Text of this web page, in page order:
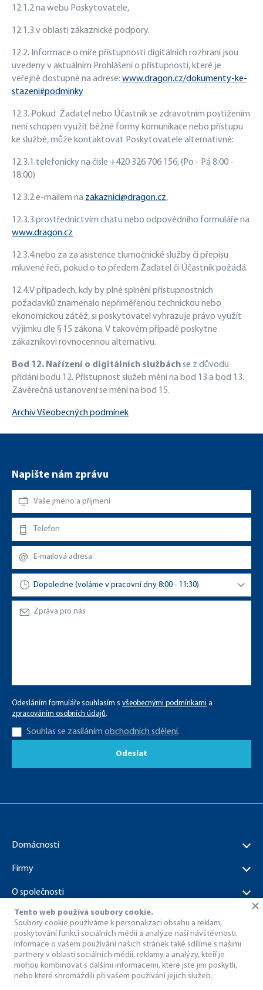
12.1.2.na webu Poskytovatele,
12.1.3.v oblasti zákaznické podpory.
12.2. Informace o míře přístupnosti digitálních rozhraní jsou
uvedeny v aktuálním Prohlášení o přístupnosti, které je
veřejně dostupné naadrese: www.dragon.cz/dokumenty-ke-
stazeni#podminky
12.3. Pokud Žadatel nebo Účastník se zdravotním postižením
není schopen využít běžné formy komunikace nebo přístupu
ke službě, může kontaktovat Poskytovatele alternativně:
12.3.1.telefonicky na čísle +420 326 706 156, (Po - Pá 8:00 -
18:00)
12.3.2.e-mailem na zakaznici@dragon.cz,
12.3.3.prostřednictvím chatu nebo odpovědního formuláře na
www.dragon.cz
12.3.4.nebo za za asistence tlumočnické služby či přepisu
mluvené řeči, pokud o to předem Žadatel či Účastník požádá.
12.4.V případech, kdy by plné splnění přístupnostních
požadavků znamenalo nepřiměřenou technickou nebo
ekonomickou zátěž, si poskytovatel vyhrazuje právo využít
výjimku dle § 15 zákona. V takovém případě poskytne
zákazníkovi rovnocennou alternativu.
Bod 12. Nařízení o digitálních službáchse z důvodu
přidání bodu 12. Přístupnost služeb mění na bod 13 a bod 13.
Závěrečná ustanovení se mění na bod 15.
Archiv Všeobecných podmínek
Napište nám zprávu
Odesláním formuláře souhlasím s všeobecnými podmínkami a
zpracováním osobních údajů.
Souhlas se zasíláním obchodních sdělení.
Odeslat
Domácnosti
Firmy
O společnosti
Dokumenty ke stažení
© 1998 – 2026 Dragon Internet a.s..
Tento web používá soubory cookie.
Soubory cookie používáme k personalizaci obsahu a reklam,
poskytování funkcí sociálních médií a analýze naší návštěvnosti.
Informace o vašem používání našich stránek také sdílíme s našimi
partnery v oblasti sociálních médií, reklamy a analýzy, kteří je
mohou kombinovat s dalšími informacemi, které jste jim poskytli,
nebo které shromáždili při vašem používání jejich služeb.